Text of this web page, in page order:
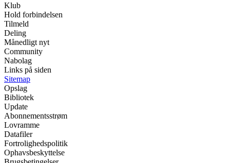
Klub
Hold forbindelsen
Tilmeld
Deling
Månedligt nyt
Community
Nabolag
Links på siden
Sitemap
Opslag
Bibliotek
Update
Abonnementsstrøm
Lovramme
Datafiler
Fortrolighedspolitik
Ophavsbeskyttelse